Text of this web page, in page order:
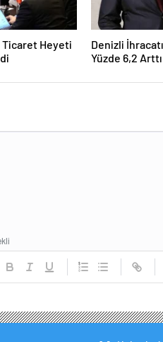
Ticaret Heyeti
Denizli
Yüzde 6,2 Arttı